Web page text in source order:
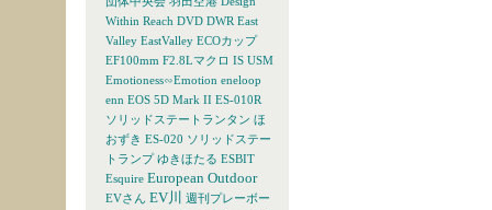
Within Reach DVD DWR East
Valley EastValley ECOカップ
EF100mm F2.8Lマクロ IS USM
Emotioness∽Emotion eneloop
enn EOS 5D Mark II ES-010R
ソリッドステートランタン ほ
おずき ES-020 ソリッドステー
トランプ ゆきほたる ESBIT
Esquire European Outdoor
EVさん EV川
週刊プレーボー